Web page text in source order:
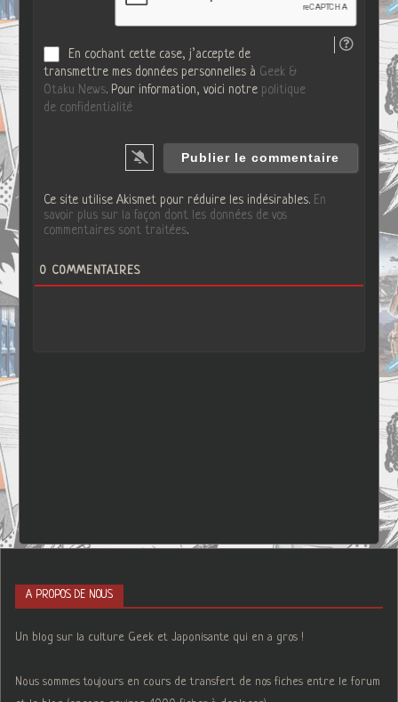
En cochant cette case, j’accepte de
transmettre mes données personnelles à Geek &
Otaku News. Pour information, voici notre politique
de confidentialité
Ce site utilise Akismet pour réduire les indésirables. En
savoir plus sur la façon dont les données de vos
commentaires sont traitées.
0 COMMENTAIRES
A PROPOS DE NOUS
Un blog sur la culture Geek et Japonisante qui en a gros !
Nous sommes toujours en cours de transfert de nos fiches entre le forum